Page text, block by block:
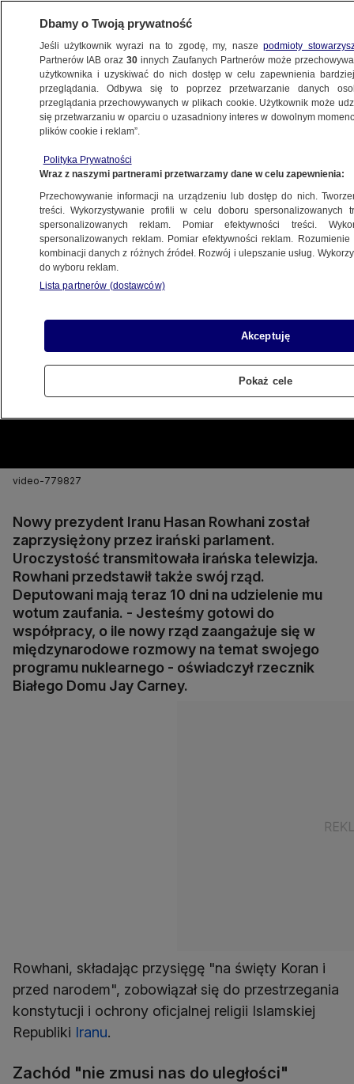
ŚWIAT
Jesteśmy gotowi do współpracy
4.08.2013, 15:22Aktualizacja: 4.08.2013, 20:35
Udostępnij
video-779827
Nowy prezydent Iranu Hasan Rowhani został
zaprzysiężony przez irański parlament.
Uroczystość transmitowała irańska telewizja.
Rowhani przedstawił także swój rząd.
Deputowani mają teraz 10 dni na udzielenie mu
wotum zaufania. - Jesteśmy gotowi do
współpracy, o ile nowy rząd zaangażuje się w
międzynarodowe rozmowy na temat swojego
programu nuklearnego - oświadczył rzecznik
Białego Domu Jay Carney.
Rowhani, składając przysięgę "na święty Koran i
przed narodem", zobowiązał się do przestrzegania
konstytucji i ochrony oficjalnej religii Islamskiej
Republiki Iranu.
Zachód "nie zmusi nas do uległości"
Dbamy o Twoją prywatność
Jeśli użytkownik wyrazi na to zgodę, my, naszepodmioty
Partnerów IAB oraz30 innych Zaufanych Partnerów może
użytkownika i uzyskiwać do nich dostęp w celu zapewnienia
przeglądania. Odbywa się to poprzez przetwarzanie danych
przeglądania przechowywanych w plikach cookie. Użytkownik może
się przetwarzaniu w oparciu o uzasadniony interes w dowolnym
plików cookie i reklam”.
Polityka Prywatności
Wraz z naszymi partnerami przetwarzamy dane w celu zapewnienia:
Przechowywanie informacji na urządzeniu lub dostęp do nich.
treści. Wykorzystywanie profili w celu doboru spersonalizowanych
spersonalizowanych reklam. Pomiar efektywności treści.
spersonalizowanych reklam. Pomiar efektywności reklam.
kombinacji danych z różnych źródeł. Rozwój i ulepszanie usług.
do wyboru reklam.
Lista partnerów (dostawców)
Akceptuję
Pokaż cele